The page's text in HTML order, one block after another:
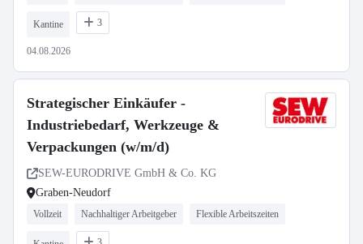
Kantine 3
04.08.2026
Strategischer Einkäufer -
Industriebedarf, Werkzeuge &
Verpackungen (w/m/d)
SEW-EURODRIVE GmbH & Co. KG
Graben-Neudorf
Vollzeit Nachhaltiger Arbeitgeber Flexible Arbeitszeiten